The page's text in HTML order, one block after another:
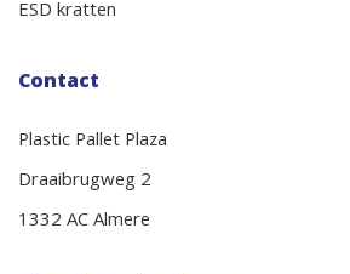
ESD kratten
Contact
Plastic Pallet Plaza
Draaibrugweg 2
1332 AC Almere